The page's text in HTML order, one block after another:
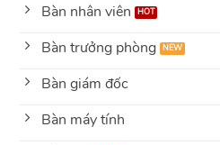
Bàn nhân viên
Bàn trưởng phòng
Bàn giám đốc
Bàn máy tính